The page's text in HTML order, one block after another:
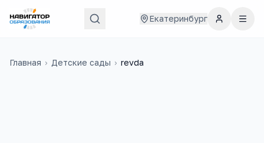
Екатеринбург
Главная › Детские сады › revda